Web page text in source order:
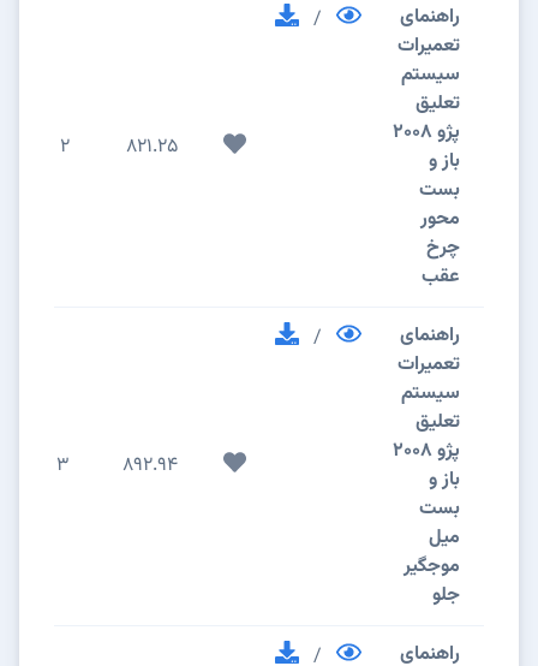
راهنمای
تعمیرات
سیستم
تعلیق
پژو 2008
باز و
بست
محور
چرخ
عقب
/
821.25
2
راهنمای
تعمیرات
سیستم
تعلیق
پژو 2008
باز و
بست
میل
موجگیر
جلو
/
892.94
3
راهنمای /